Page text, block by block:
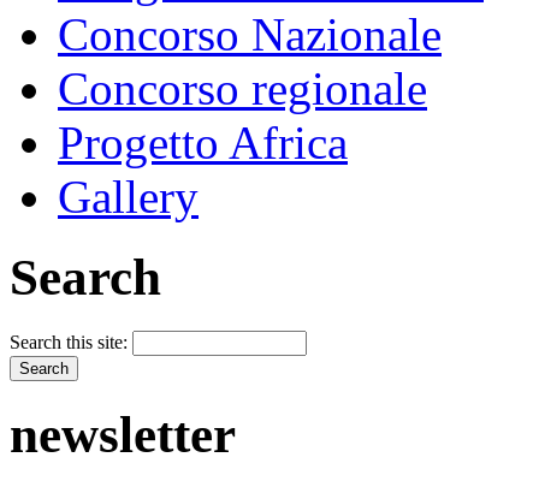
Concorso Nazionale
Concorso regionale
Progetto Africa
Gallery
Search
Search this site:
newsletter